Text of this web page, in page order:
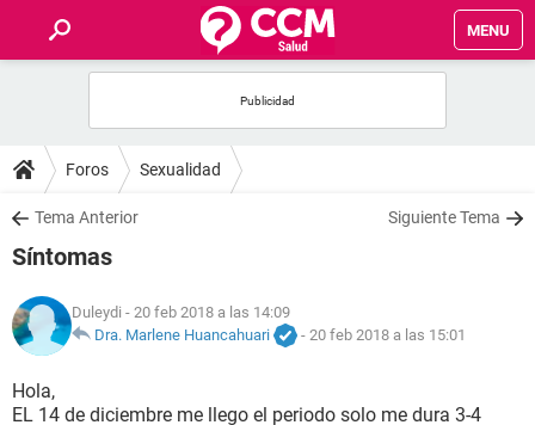
MENU
FOROS
SALUD
NUTRICIÓN
BIENESTAR
Foros Sexualidad
Tema Anterior Siguiente Tema
Síntomas
Duleydi - 20 feb 2018 a las 14:09
Dra. Marlene Huancahuari
- 20 feb 2018 a las 15:01
Hola,
EL 14 de diciembre me llego el periodo solo me dura 3-4